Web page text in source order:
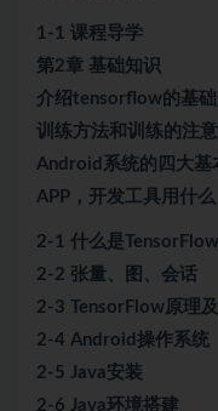
1-1 课程导学
第2章 基础知识
介绍tensorflow的基
训练方法和训练的注
Android系统的四大基
APP，开发工具用什
2-1 什么是TensorFlow
2-2 张量、图、会话
2-3 TensorFlow原理
2-4 Android操作系统
2-5 Java安装
2-6 Java环境搭建